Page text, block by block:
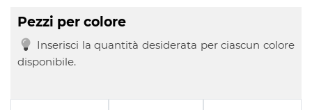
Pezzi per colore
Inserisci la quantità desiderata per ciascun colore
disponibile.